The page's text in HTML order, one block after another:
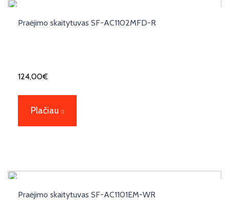
Praėjimo skaitytuvas SF-AC1102MFD-R
124,00€
Plačiau
Praėjimo skaitytuvas SF-AC1101EM-WR